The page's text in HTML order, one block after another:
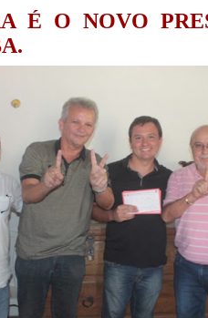
É O NOVO